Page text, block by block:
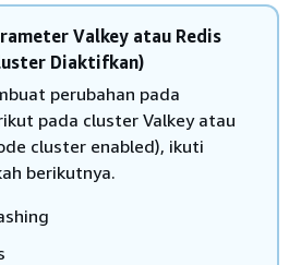
Valkey atau Redis
Diaktifkan)
perubahan pada
pada cluster Valkey atau
cluster enabled), ikuti
berikutnya.